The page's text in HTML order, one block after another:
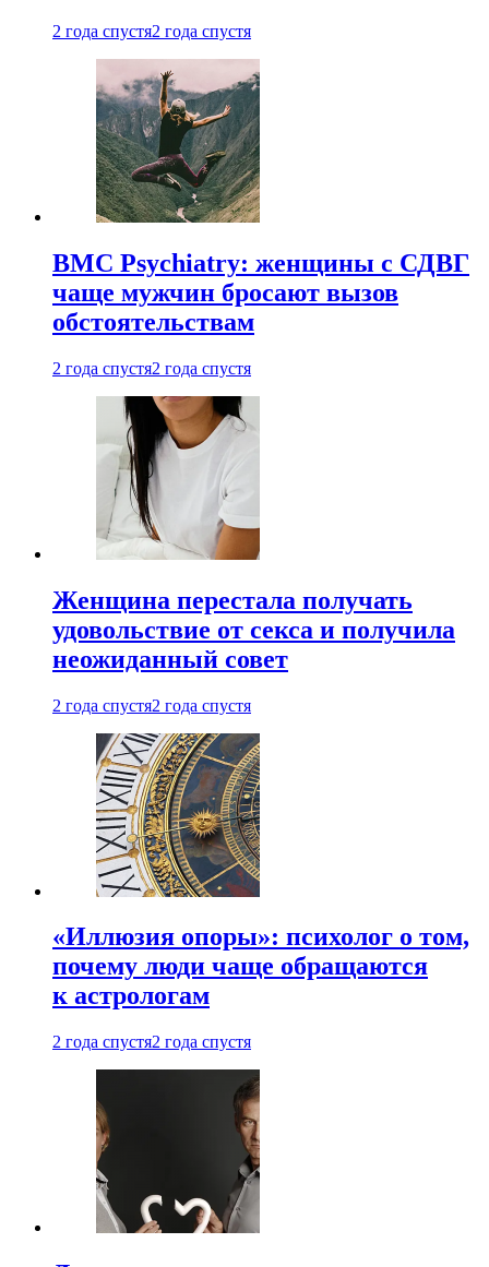
2 года спустя2 года спустя
BMC Psychiatry: женщины с СДВГ
чаще мужчин бросают вызов
обстоятельствам
2 года спустя2 года спустя
Женщина перестала получать
удовольствие от секса и получила
неожиданный совет
2 года спустя2 года спустя
«Иллюзия опоры»: психолог о том,
почему люди чаще обращаются
к астрологам
2 года спустя2 года спустя